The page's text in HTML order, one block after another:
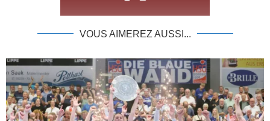
VOUS AIMEREZ AUSSI...